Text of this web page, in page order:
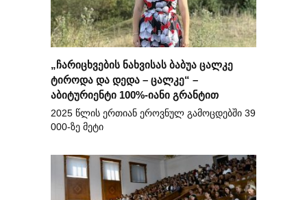
„ჩარიცხვების ნახვისას ბაბუა ცალკე
ტიროდა და დედა – ცალკე“ –
აბიტურიენტი 100%-იანი გრანტით
2025 წლის ერთიან ეროვნულ გამოცდებში 39
000-ზე მეტი